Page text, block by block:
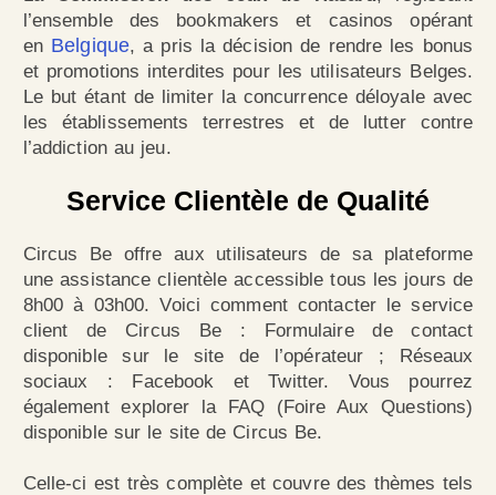
l’ensemble des bookmakers et casinos opérant
en Belgique, a pris la décision de rendre les bonus
et promotions interdites pour les utilisateurs Belges.
Le but étant de limiter la concurrence déloyale avec
les établissements terrestres et de lutter contre
l’addiction au jeu.
Service Clientèle de Qualité
Circus Be offre aux utilisateurs de sa plateforme
une assistance clientèle accessible tous les jours de
8h00 à 03h00. Voici comment contacter le service
client de Circus Be : Formulaire de contact
disponible sur le site de l’opérateur ; Réseaux
sociaux : Facebook et Twitter. Vous pourrez
également explorer la FAQ (Foire Aux Questions)
disponible sur le site de Circus Be.
Celle-ci est très complète et couvre des thèmes tels